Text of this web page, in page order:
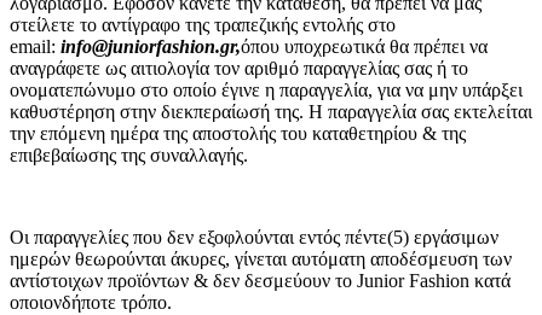
στείλετε το αντίγραφο της τραπεζικής εντολής στο
email: info@juniorfashion.gr,όπου υποχρεωτικά θα πρέπει να
αναγράφετε ως αιτιολογία τον αριθμό παραγγελίας σας ή το
ονοματεπώνυμο στο οποίο έγινε η παραγγελία, για να μην υπάρξει
καθυστέρηση στην διεκπεραίωσή της. Η παραγγελία σας εκτελείται
την επόμενη ημέρα της αποστολής του καταθετηρίου & της
επιβεβαίωσης της συναλλαγής.
Οι παραγγελίες που δεν εξοφλούνται εντός πέντε(5) εργάσιμων
ημερών θεωρούνται άκυρες, γίνεται αυτόματη αποδέσμευση των
αντίστοιχων προϊόντων & δεν δεσμεύουν το Junior Fashion κατά
οποιονδήποτε τρόπο.